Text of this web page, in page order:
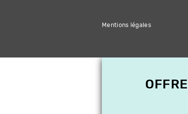
Mentions légales